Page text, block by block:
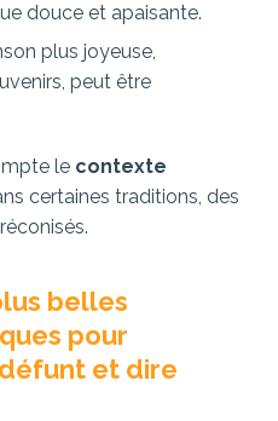
douce et apaisante.
plus joyeuse,
peut être
le contexte
certaines traditions, des
belles
pour
et dire